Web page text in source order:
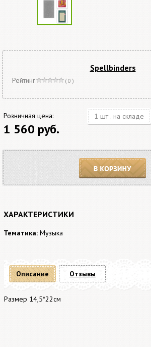
Spellbinders
Рейтинг ( 0 )
Розничная цена:
1 560 руб.
1 шт . на складе
В корзину
ХАРАКТЕРИСТИКИ
Тематика: Музыка
Описание
Размер 14,5*22см
Отзывы